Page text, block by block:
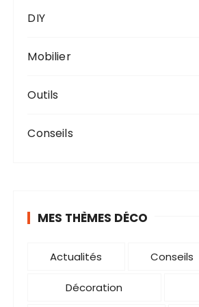
DIY
Mobilier
Outils
Conseils
MES THÈMES DÉCO
Actualités Conseils
Décoration